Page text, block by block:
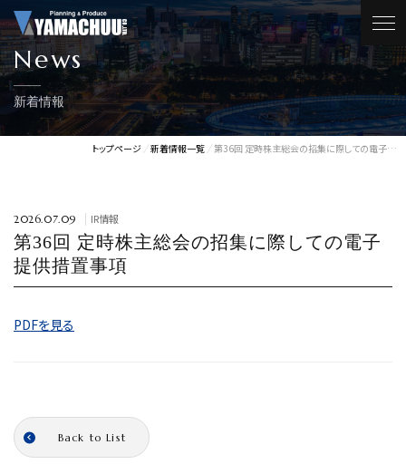
News
新着情報
トップページ 新着情報一覧 第36回 定時株主総会の招集に際しての電子…
2026.07.09 IR情報
第36回 定時株主総会の招集に際しての電子
提供措置事項
PDFを見る
Back to List